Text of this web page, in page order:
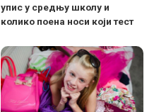
упис у средњу школу и
колико поена носи који тест